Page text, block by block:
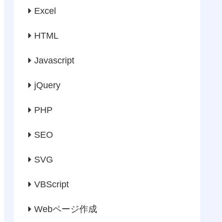
Excel
HTML
Javascript
jQuery
PHP
SEO
SVG
VBScript
Webページ作成